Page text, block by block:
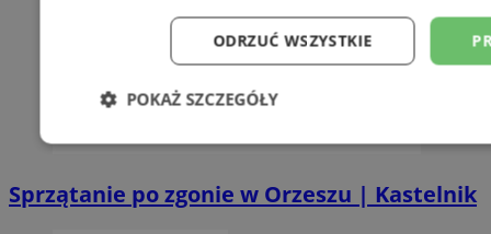
Sprzątanie po zgonie w Orzeszu | Kastelnik
ODRZUĆ WSZYSTKIE
POKAŻ SZCZEGÓŁY
Niezbędne Wydajność